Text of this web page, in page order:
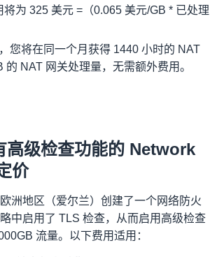
将为 325 美元 =（0.065 美元/GB * 已处理
您将在同一个月获得 1440 小时的 NAT
的 NAT 网关处理量，无需额外费用。
高级检查功能的 Network
价
洲地区（爱尔兰）创建了一个网络防火
中启用了 TLS 检查，从而启用高级检查
流量。以下费用适用：